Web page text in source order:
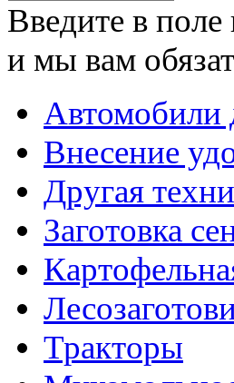
Введите в
и мы вам
Автомобили
Внесение
Другая
Заготовка
Тракторы